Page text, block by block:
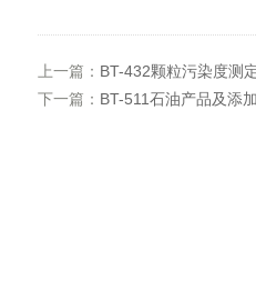
上一篇： BT-432颗粒污染度测
下一篇： BT-511石油产品及添